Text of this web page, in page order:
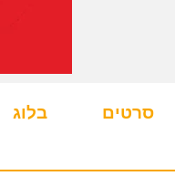
סרטים בלוג